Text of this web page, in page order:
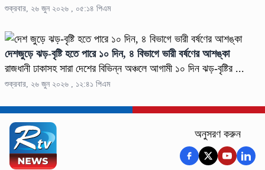
শুক্রবার, ২৬ জুন ২০২৬ , ০৫:১৪ পিএম
দেশজুড়ে ঝড়-বৃষ্টি হতে পারে ১০ দিন, ৪ বিভাগে ভারী বর্ষণের আশঙ্কা
রাজধানী ঢাকাসহ সারা দেশের বিভিন্ন অঞ্চলে আগামী ১০ দিন ঝড়-বৃষ্টির ...
শুক্রবার, ২৬ জুন ২০২৬ , ১২:৪১ পিএম
অনুসরণ করুন